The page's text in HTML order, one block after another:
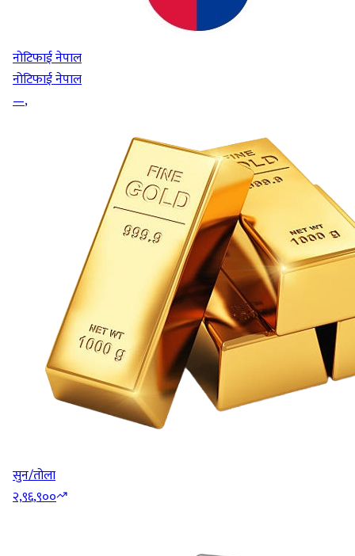
नोटिफाई नेपाल
नोटिफाई नेपाल
—,
सुन/तोला
२,९६,९००